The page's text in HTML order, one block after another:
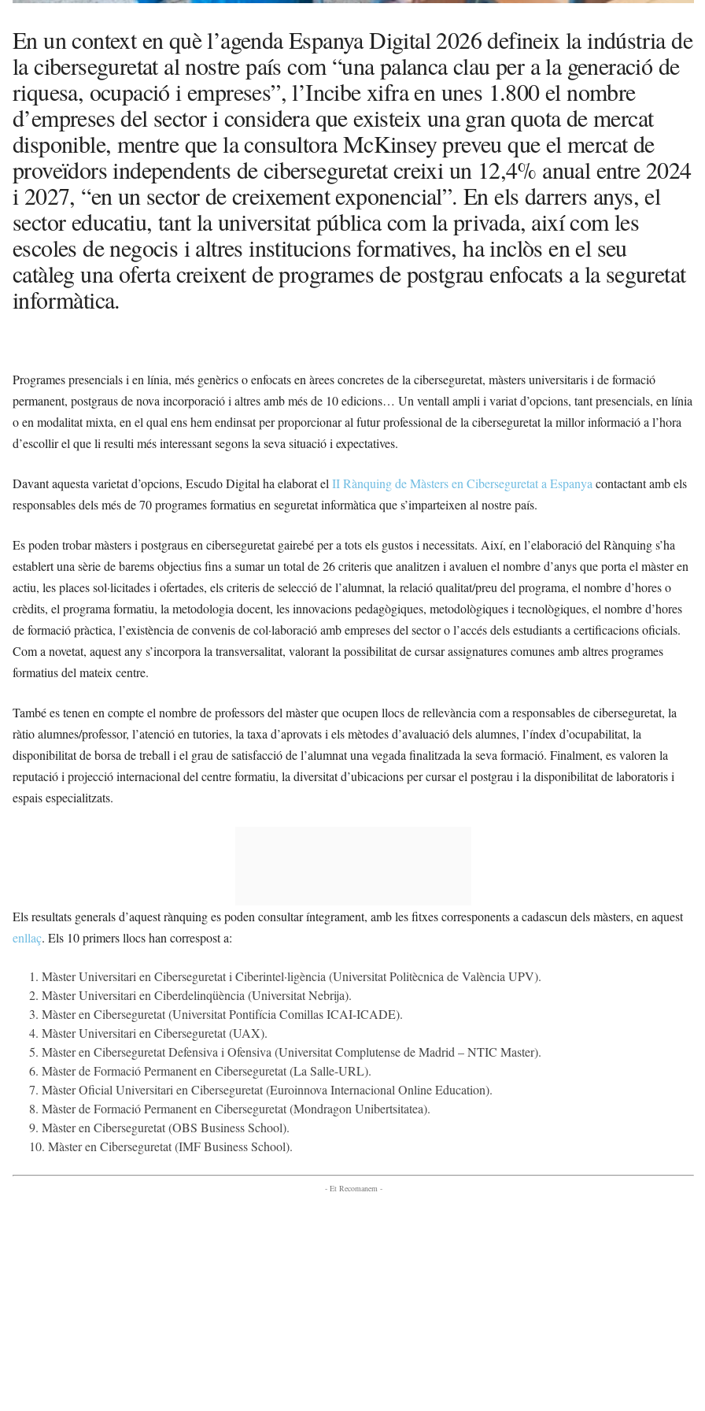
En un context en què l’agenda Espanya Digital 2026 defineix la indústria de
la ciberseguretat al nostre país com “una palanca clau per a la generació de
riquesa, ocupació i empreses”, l’Incibe xifra en unes 1.800 el nombre
d’empreses del sector i considera que existeix una gran quota de mercat
disponible, mentre que la consultora McKinsey preveu que el mercat de
proveïdors independents de ciberseguretat creixi un 12,4% anual entre 2024
i 2027, “en un sector de creixement exponencial”. En els darrers anys, el
sector educatiu, tant la universitat pública com la privada, així com les
escoles de negocis i altres institucions formatives, ha inclòs en el seu
catàleg una oferta creixent de programes de postgrau enfocats a la seguretat
informàtica.
Programes presencials i en línia, més genèrics o enfocats en àrees concretes de la ciberseguretat, màsters universitaris i de formació
permanent, postgraus de nova incorporació i altres amb més de 10 edicions… Un ventall ampli i variat d’opcions, tant presencials, en línia
o en modalitat mixta, en el qual ens hem endinsat per proporcionar al futur professional de la ciberseguretat la millor informació a l’hora
d’escollir el que li resulti més interessant segons la seva situació i expectatives.
Davant aquesta varietat d’opcions, Escudo Digital ha elaborat el II Rànquing de Màsters en Ciberseguretat a Espanya contactant amb els
responsables dels més de 70 programes formatius en seguretat informàtica que s’imparteixen al nostre país.
Es poden trobar màsters i postgraus en ciberseguretat gairebé per a tots els gustos i necessitats. Així, en l’elaboració del Rànquing s’ha
establert una sèrie de barems objectius fins a sumar un total de 26 criteris que analitzen i avaluen el nombre d’anys que porta el màster en
actiu, les places sol·licitades i ofertades, els criteris de selecció de l’alumnat, la relació qualitat/preu del programa, el nombre d’hores o
crèdits, el programa formatiu, la metodologia docent, les innovacions pedagògiques, metodològiques i tecnològiques, el nombre d’hores
de formació pràctica, l’existència de convenis de col·laboració amb empreses del sector o l’accés dels estudiants a certificacions oficials.
Com a novetat, aquest any s’incorpora la transversalitat, valorant la possibilitat de cursar assignatures comunes amb altres programes
formatius del mateix centre.
També es tenen en compte el nombre de professors del màster que ocupen llocs de rellevància com a responsables de ciberseguretat, la
ràtio alumnes/professor, l’atenció en tutories, la taxa d’aprovats i els mètodes d’avaluació dels alumnes, l’índex d’ocupabilitat, la
disponibilitat de borsa de treball i el grau de satisfacció de l’alumnat una vegada finalitzada la seva formació. Finalment, es valoren la
reputació i projecció internacional del centre formatiu, la diversitat d’ubicacions per cursar el postgrau i la disponibilitat de laboratoris i
espais especialitzats.
Els resultats generals d’aquest rànquing es poden consultar íntegrament, amb les fitxes corresponents a cadascun dels màsters, en aquest
enllaç. Els 10 primers llocs han correspost a:
Màster Universitari en Ciberseguretat i Ciberintel·ligència (Universitat Politècnica de València UPV).
Màster Universitari en Ciberdelinqüència (Universitat Nebrija).
Màster en Ciberseguretat (Universitat Pontifícia Comillas ICAI-ICADE).
Màster Universitari en Ciberseguretat (UAX).
Màster en Ciberseguretat Defensiva i Ofensiva (Universitat Complutense de Madrid – NTIC Master).
Màster de Formació Permanent en Ciberseguretat (La Salle-URL).
Màster Oficial Universitari en Ciberseguretat (Euroinnova Internacional Online Education).
Màster de Formació Permanent en Ciberseguretat (Mondragon Unibertsitatea).
Màster en Ciberseguretat (OBS Business School).
Màster en Ciberseguretat (IMF Business School).
- Et Recomanem -